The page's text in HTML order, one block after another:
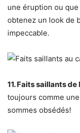
une éruption ou
obtenez un look de
impeccable.
11. Faits saillants
toujours comme
sommes obsédés!